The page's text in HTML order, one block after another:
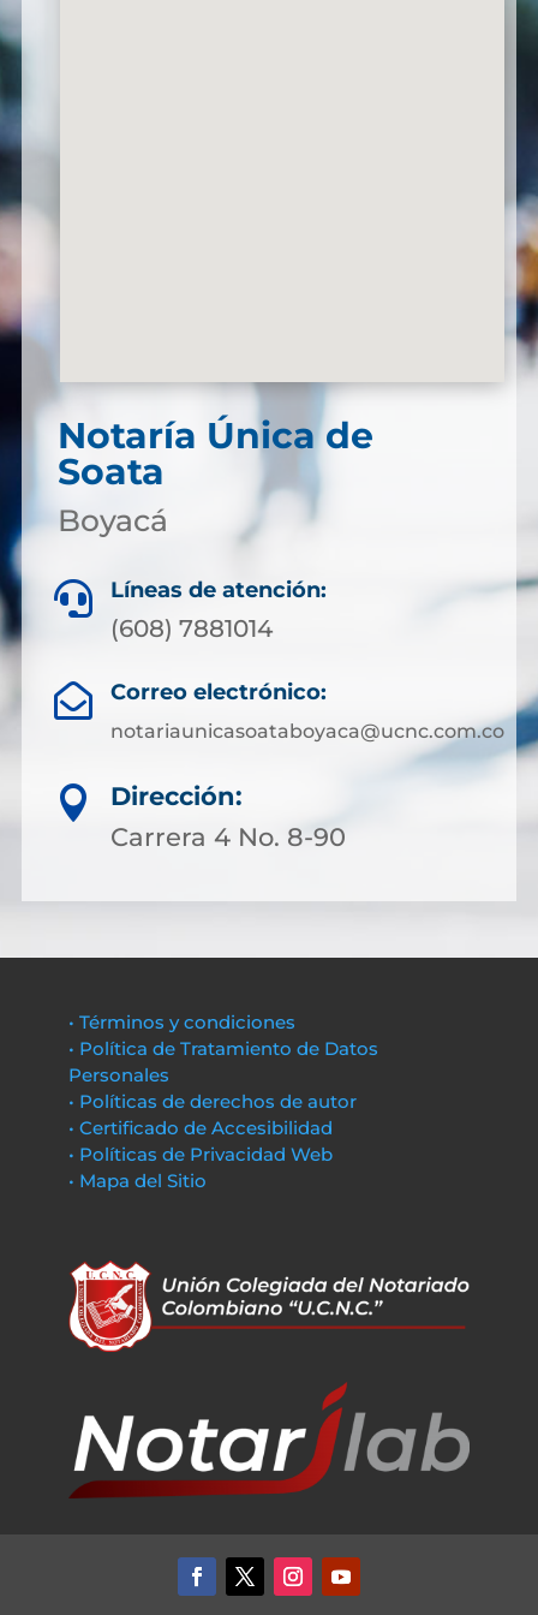
Notaría Única de
Soata
Boyacá
 Líneas de atención:
(608) 7881014
 Correo electrónico:
notariaunicasoataboyaca@ucnc.com.co

Dirección:
Carrera 4 No. 8-90
• Términos y condiciones
• Política de Tratamiento de Datos
Personales
• Políticas de derechos de autor
• Certificado de Accesibilidad
• Políticas de Privacidad Web
• Mapa del Sitio